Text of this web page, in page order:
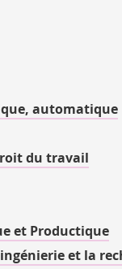
automatique
du travail
et Productique
et la